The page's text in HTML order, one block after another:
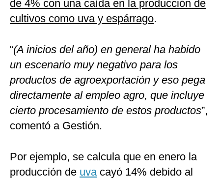
de 4% con una caída en la producción de
cultivos como uva y espárrago.
“(A inicios del año) en general ha habido
un escenario muy negativo para los
productos de agroexportación y eso pega
directamente al empleo agro, que incluye
cierto procesamiento de estos productos”,
comentó a Gestión.
Por ejemplo, se calcula que en enero la
producción de uvacayó 14% debido al